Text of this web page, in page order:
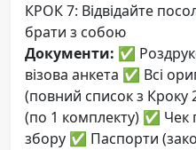
КРОК 7: Відвідайте
брати з собою
Документи: ✅
візова анкета ✅ Всі
(повний список з Кроку
(по 1 комплекту) ✅ Чек
збору ✅ Паспорти